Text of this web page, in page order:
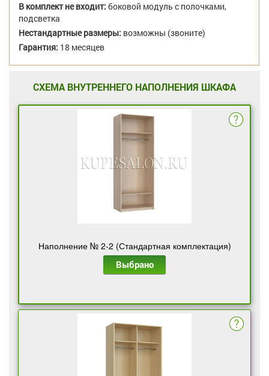
В комплект не входит: боковой модуль с полочками,
подсветка
Нестандартные размеры: возможны (звоните)
Гарантия: 18 месяцев
СХЕМА ВНУТРЕННЕГО НАПОЛНЕНИЯ ШКАФА
Наполнение № 2-2 (Стандартная комплектация)
Выбрано